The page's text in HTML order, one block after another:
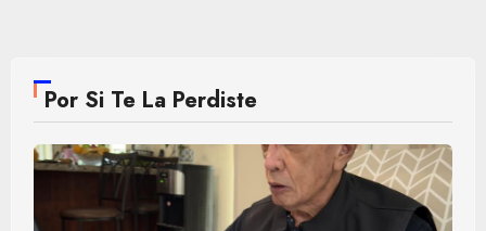
Por Si Te La Perdiste